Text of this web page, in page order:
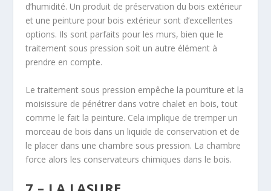
d’humidité. Un produit de préservation du bois extérieur
et une peinture pour bois extérieur sont d’excellentes
options. Ils sont parfaits pour les murs, bien que le
traitement sous pression soit un autre élément à
prendre en compte.
Le traitement sous pression empêche la pourriture et la
moisissure de pénétrer dans votre chalet en bois, tout
comme le fait la peinture. Cela implique de tremper un
morceau de bois dans un liquide de conservation et de
le placer dans une chambre sous pression. La chambre
force alors les conservateurs chimiques dans le bois.